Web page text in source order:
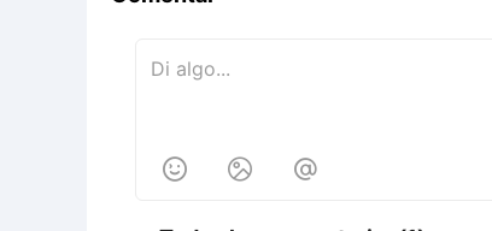
  